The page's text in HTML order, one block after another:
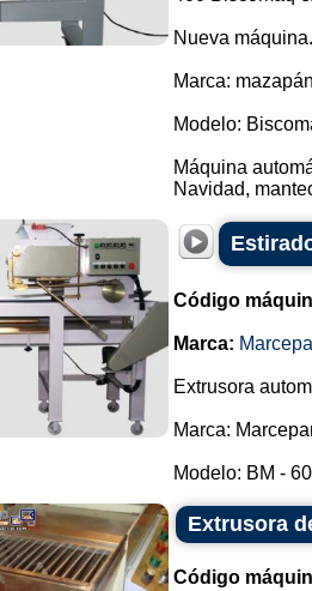
Nueva máquina.
Marca:
Modelo:
Máquina
Navidad,
Código
Marca:
Extrusora
Marca:
Modelo: BM -
Extrusora
Código